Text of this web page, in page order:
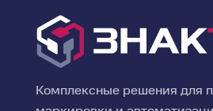
Комплексные решения для